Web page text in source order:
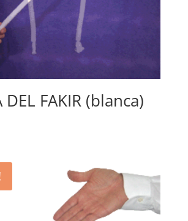
DEL FAKIR (blanca)